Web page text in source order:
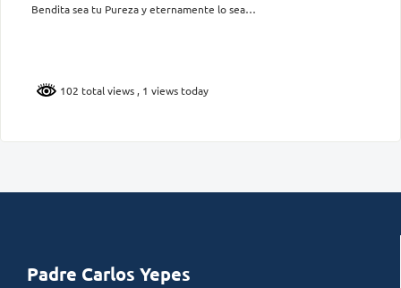
Bendita sea tu Pureza y eternamente lo sea…
102 total views , 1 views today
Padre Carlos Yepes